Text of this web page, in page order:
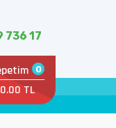
736 17
0
0.00 TL